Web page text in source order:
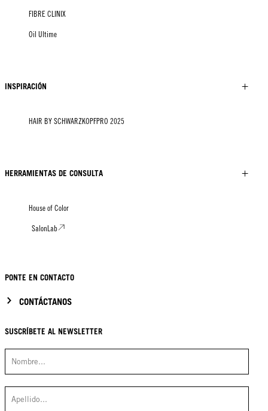
FIBRE CLINIX
Oil Ultime
INSPIRACIÓN
HAIR BY SCHWARZKOPFPRO 2025
HERRAMIENTAS DE CONSULTA
House of Color
SalonLab
PONTE EN CONTACTO
CONTÁCTANOS
SUSCRÍBETE AL NEWSLETTER